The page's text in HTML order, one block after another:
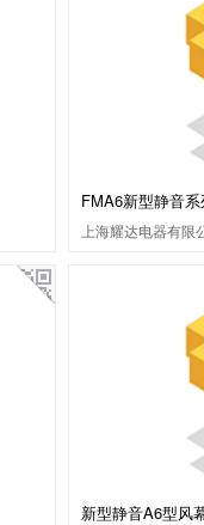
FMA6新型静音
上海耀达电器有限
新型静音A6型风